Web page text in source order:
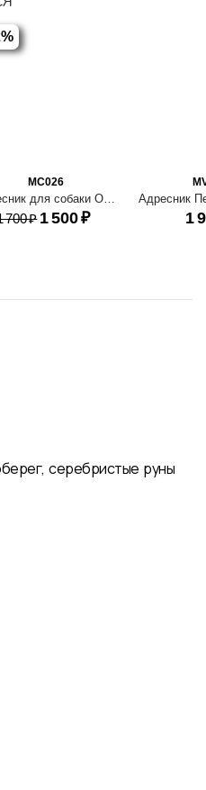
MC026
Адресник для собаки Оливия
700₽ 1 500₽ 1
серебристые руны